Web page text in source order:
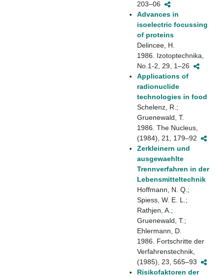
203–06
Advances in
isoelectric focussing
of proteins
Delincee, H.
1986. Izotoptechnika,
No.1-2, 29, 1–26
Applications of
radionuclide
technologies in food
Schelenz, R.;
Gruenewald, T.
1986. The Nucleus,
(1984), 21, 179–92
Zerkleinern und
ausgewaehlte
Trennverfahren in der
Lebensmitteltechnik
Hoffmann, N. Q.;
Spiess, W. E. L.;
Rathjen, A.;
Gruenewald, T.;
Ehlermann, D.
1986. Fortschritte der
Verfahrenstechnik,
(1985), 23, 565–93
Risikofaktoren der